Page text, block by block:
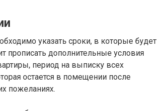
указать сроки, в которые будет
прописать дополнительные условия
период на выписку всех
остается в помещении после
пожеланиях.